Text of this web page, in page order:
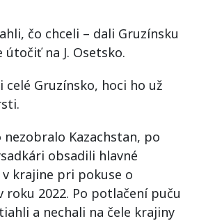
čo chceli – dali Gruzínsku
útočiť na J. Osetsko.
celé Gruzínsko, hoci ho už
nezobralo Kazachstan, po
obsadili hlavné
krajine pri pokuse o
roku 2022. Po potlačení puču
a nechali na čele krajiny